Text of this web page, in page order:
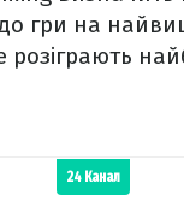
гри на
24 Канал